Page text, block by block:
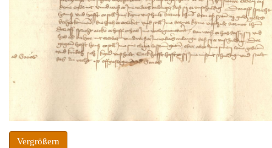
Vergrößern